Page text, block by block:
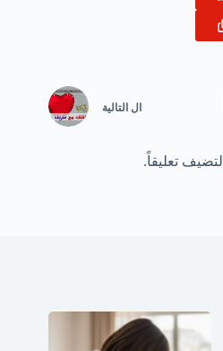
ال التالية
لتضيف تعليقاً.